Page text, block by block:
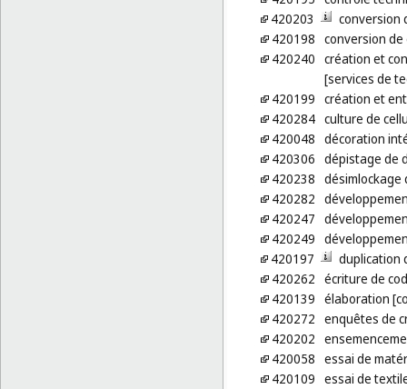
420203
conversion
420198 conversion
420240 création et
[services de
420199 création et
420284 culture de
420048 décoration
420306 dépistage de
420238 désimlockage
420282
420247
420249
420197
duplication
420262 écriture de
420139 élaboration
420272 enquêtes de
420202
420058 essai de
420109 essai de